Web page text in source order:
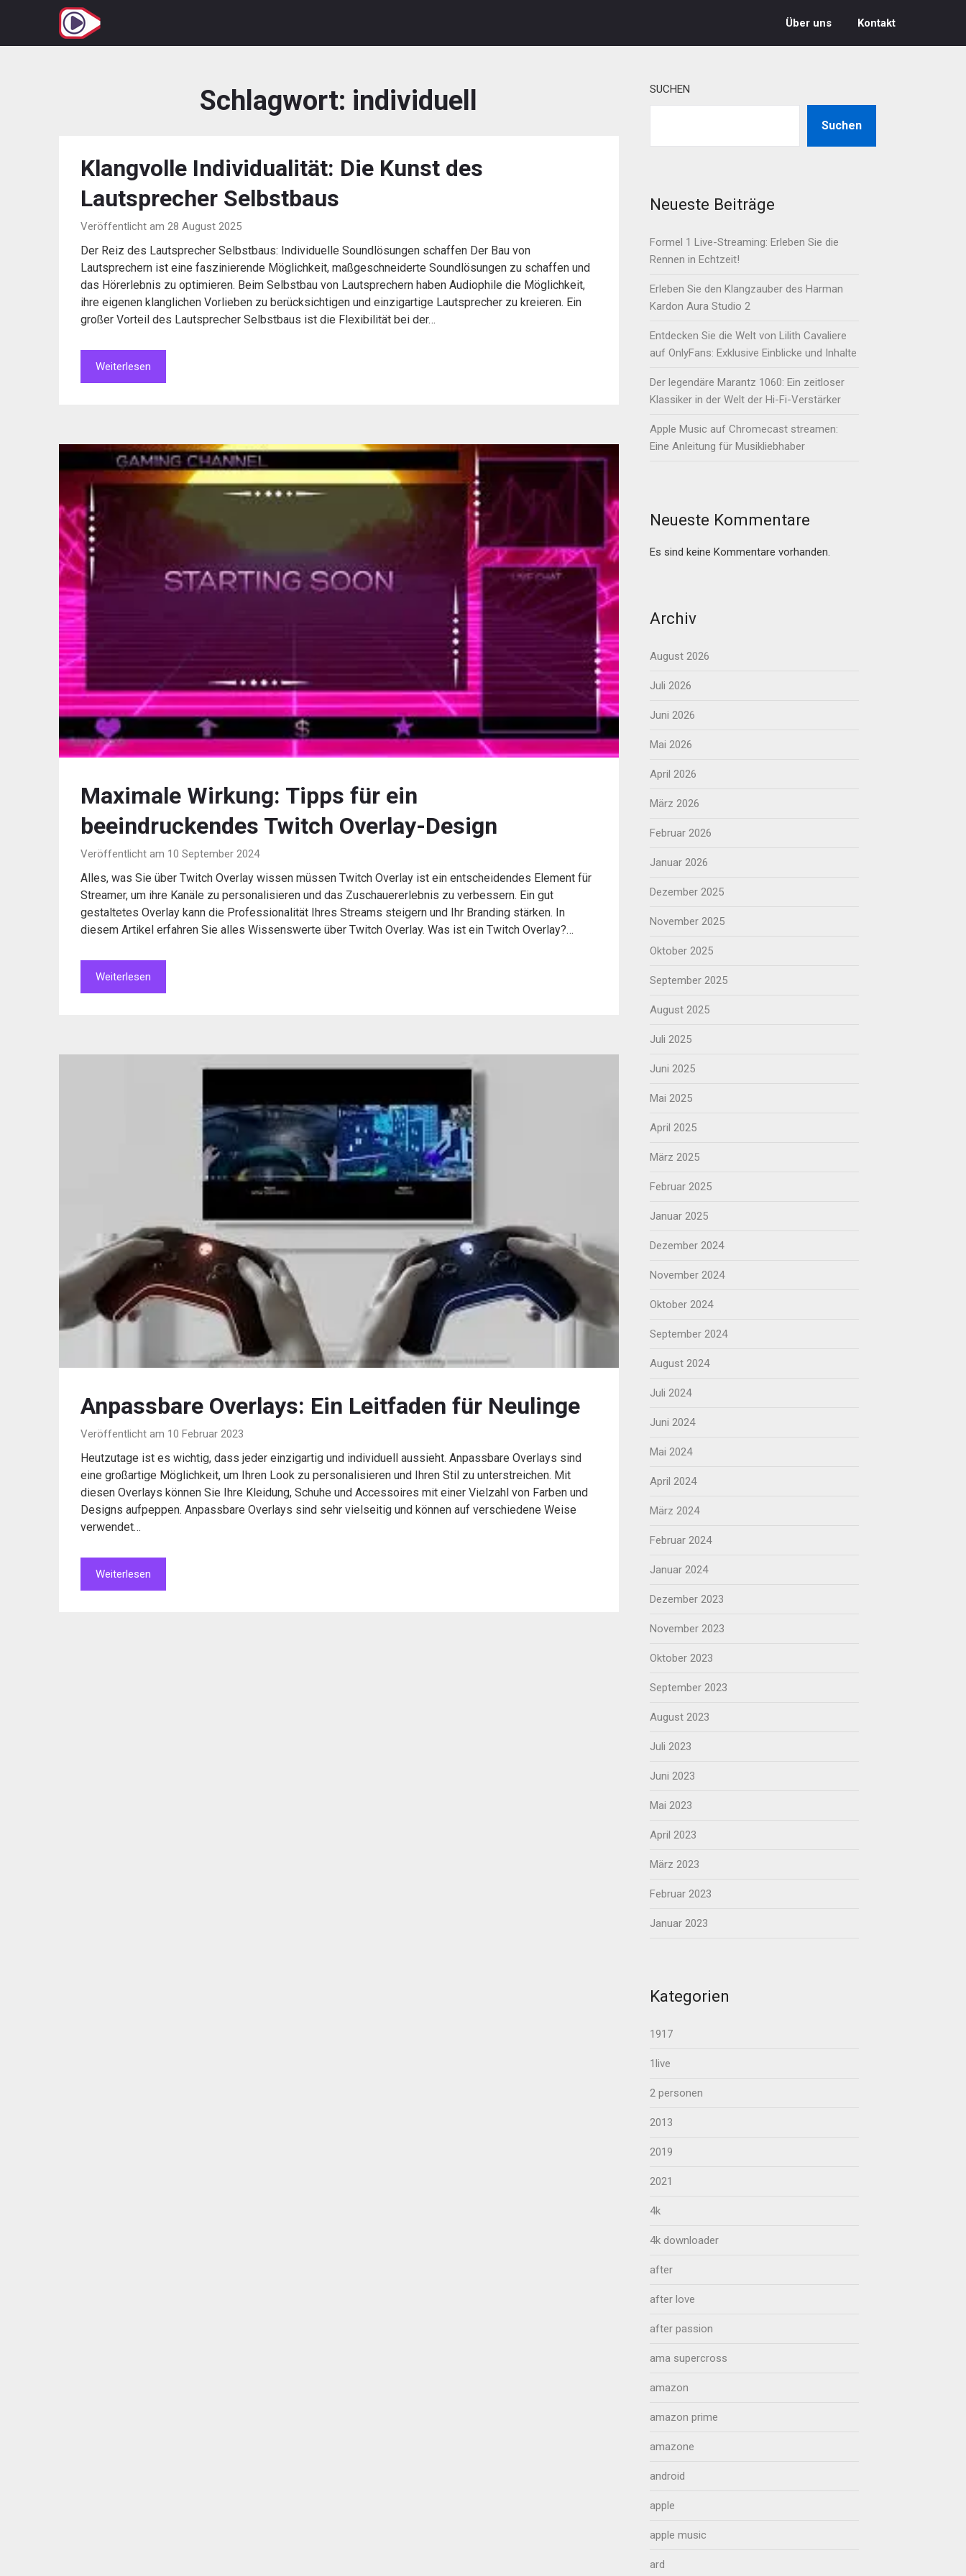
springen
Über uns Kontakt
Schlagwort: individuell
Klangvolle Individualität: Die Kunst des
Lautsprecher Selbstbaus
Veröffentlicht am 28 August 2025
Der Reiz des Lautsprecher Selbstbaus: Individuelle Soundlösungen schaffen Der Bau von
Lautsprechern ist eine faszinierende Möglichkeit, maßgeschneiderte Soundlösungen zu schaffen und
das Hörerlebnis zu optimieren. Beim Selbstbau von Lautsprechern haben Audiophile die Möglichkeit,
ihre eigenen klanglichen Vorlieben zu berücksichtigen und einzigartige Lautsprecher zu kreieren. Ein
großer Vorteil des Lautsprecher Selbstbaus ist die Flexibilität bei der…
Weiterlesen
Maximale Wirkung: Tipps für ein
beeindruckendes Twitch Overlay-Design
Veröffentlicht am 10 September 2024
Alles, was Sie über Twitch Overlay wissen müssen Twitch Overlay ist ein entscheidendes Element für
Streamer, um ihre Kanäle zu personalisieren und das Zuschauererlebnis zu verbessern. Ein gut
gestaltetes Overlay kann die Professionalität Ihres Streams steigern und Ihr Branding stärken. In
diesem Artikel erfahren Sie alles Wissenswerte über Twitch Overlay. Was ist ein Twitch Overlay?…
Weiterlesen
Anpassbare Overlays: Ein Leitfaden für Neulinge
Veröffentlicht am 10 Februar 2023
Heutzutage ist es wichtig, dass jeder einzigartig und individuell aussieht. Anpassbare Overlays sind
eine großartige Möglichkeit, um Ihren Look zu personalisieren und Ihren Stil zu unterstreichen. Mit
diesen Overlays können Sie Ihre Kleidung, Schuhe und Accessoires mit einer Vielzahl von Farben und
Designs aufpeppen. Anpassbare Overlays sind sehr vielseitig und können auf verschiedene Weise
verwendet…
Weiterlesen
SUCHEN
Suchen
Neueste Beiträge
Formel 1 Live-Streaming: Erleben Sie die
Rennen in Echtzeit!
Erleben Sie den Klangzauber des Harman
Kardon Aura Studio 2
Entdecken Sie die Welt von Lilith Cavaliere
auf OnlyFans: Exklusive Einblicke und Inhalte
Der legendäre Marantz 1060: Ein zeitloser
Klassiker in der Welt der Hi-Fi-Verstärker
Apple Music auf Chromecast streamen:
Eine Anleitung für Musikliebhaber
Neueste Kommentare
Es sind keine Kommentare vorhanden.
Archiv
August 2026
Juli 2026
Juni 2026
Mai 2026
April 2026
März 2026
Februar 2026
Januar 2026
Dezember 2025
November 2025
Oktober 2025
September 2025
August 2025
Juli 2025
Juni 2025
Mai 2025
April 2025
März 2025
Februar 2025
Januar 2025
Dezember 2024
November 2024
Oktober 2024
September 2024
August 2024
Juli 2024
Juni 2024
Mai 2024
April 2024
März 2024
Februar 2024
Januar 2024
Dezember 2023
November 2023
Oktober 2023
September 2023
August 2023
Juli 2023
Juni 2023
Mai 2023
April 2023
März 2023
Februar 2023
Januar 2023
Kategorien
1917
1live
2 personen
2013
2019
2021
4k
4k downloader
after
after love
after passion
ama supercross
amazon
amazon prime
amazone
android
apple
apple music
ard